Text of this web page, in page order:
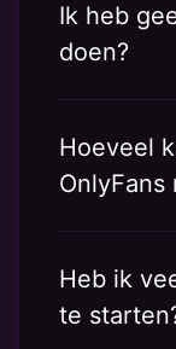
Ik heb
doen?
Hoeveel
OnlyFans
Heb ik
te